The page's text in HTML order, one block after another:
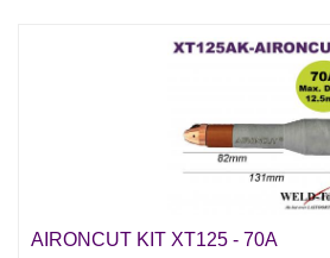
AIRONCUT KIT XT125 - 70A